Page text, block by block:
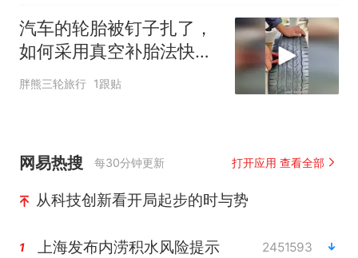
汽车的轮胎被钉子扎了，
如何采用真空补胎法快速
自己将其修补？
胖熊三轮旅行 1跟贴
网易热搜 每30分钟更新 打开应用 查看全部
从科技创新看开局起步的时与势
1 上海发布内涝积水风险提示 2451593